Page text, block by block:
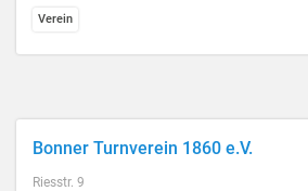
Verein
Bonner Turnverein 1860 e.V.
Riesstr. 9